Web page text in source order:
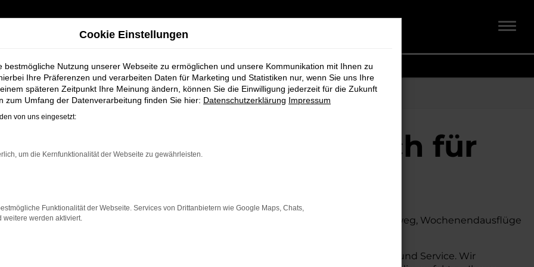
Syke
bei Schmidt + Koch für
ein zuverlässiges und modernes Fahrzeug suchen. Ob für den täglichen Arbeitsweg, Wochenendausflüge
und modernes Design, das sowohl in der Stadt als auch auf dem Land glänzt.
neben einer breiten Auswahl an CUPRA Fahrzeugen auch umfassende Beratung und Service. Wir
Cookie Einstellungen
bestmögliche Nutzung unserer Webseite zu ermöglichen und unsere Kommunikation mit Ihnen zu
Ihre Präferenzen und verarbeiten Daten für Marketing und Statistiken nur, wenn Sie uns Ihre
späteren Zeitpunkt Ihre Meinung ändern, können Sie die Einwilligung jederzeit für die Zukunft
zum Umfang der Datenverarbeitung finden Sie hier: Datenschutzerklärung Impressum
von uns eingesetzt:
um die Kernfunktionalität der Webseite zu gewährleisten.
Funktionalität der Webseite. Services von Drittanbietern wie Google Maps, Chats,
weitere werden aktiviert.